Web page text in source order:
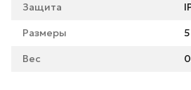
Защита
Размеры
Вес